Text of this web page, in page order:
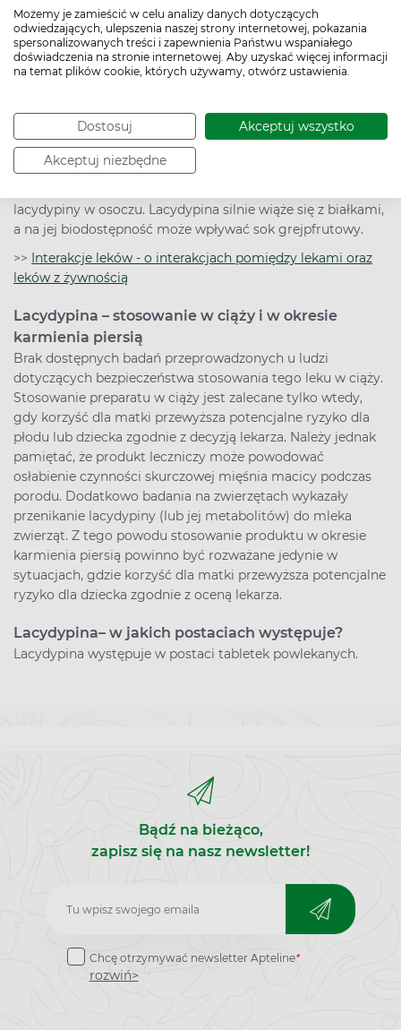
Możemy je zamieścić w celu analizy danych dotyczących
odwiedzających, ulepszenia naszej strony internetowej, pokazania
spersonalizowanych treści i zapewnienia Państwu wspaniałego
doświadczenia na stronie internetowej. Aby uzyskać więcej informacji
na temat plików cookie, których używamy, otwórz ustawienia.
Dostosuj Akceptuj wszystko
Akceptuj niezbędne
Lacydypina – najczęstsze interakcje
Łączne stosowanie lacydypiny z innymi lekami
obniżającymi ciśnienie tętnicze, takimi jak beta-
angiotensyny, może nasilać działanie hipotensyjne. Nie
stwierdzono specyficznych interakcji z powszechnie
stosowanymi lekami hipotensyjnymi, digoksyną,
tolbutamidem czy warfaryną. Jednak równoczesne
lacydypiny w osoczu. Lacydypina silnie wiąże się z białkami,
a na jej biodostępność może wpływać sok grejpfrutowy.
>> Interakcje leków - o interakcjach pomiędzy lekami oraz
leków z żywnością
Lacydypina – stosowanie w ciąży i w okresie
karmienia piersią
Brak dostępnych badań przeprowadzonych u ludzi
dotyczących bezpieczeństwa stosowania tego leku w ciąży.
Stosowanie preparatu w ciąży jest zalecane tylko wtedy,
gdy korzyść dla matki przewyższa potencjalne ryzyko dla
płodu lub dziecka zgodnie z decyzją lekarza. Należy jednak
pamiętać, że produkt leczniczy może powodować
osłabienie czynności skurczowej mięśnia macicy podczas
porodu. Dodatkowo badania na zwierzętach wykazały
przenikanie lacydypiny (lub jej metabolitów) do mleka
zwierząt. Z tego powodu stosowanie produktu w okresie
karmienia piersią powinno być rozważane jedynie w
sytuacjach, gdzie korzyść dla matki przewyższa potencjalne
ryzyko dla dziecka zgodnie z oceną lekarza.
Lacydypina– w jakich postaciach występuje?
Lacydypina występuje w postaci tabletek powlekanych.
Bądź na bieżąco,
zapisz się na nasz newsletter!
Zapisz
do
newslettera
Chcę otrzymywać newsletter Apteline*
rozwiń>